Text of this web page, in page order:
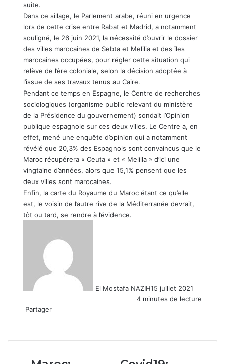
suite.
Dans ce sillage, le Parlement arabe, réuni en urgence
lors de cette crise entre Rabat et Madrid, a notamment
souligné, le 26 juin 2021, la nécessité d’ouvrir le dossier
des villes marocaines de Sebta et Melilia et des îles
marocaines occupées, pour régler cette situation qui
relève de l’ère coloniale, selon la décision adoptée à
l’issue de ses travaux tenus au Caire.
Pendant ce temps en Espagne, le Centre de recherches
sociologiques (organisme public relevant du ministère
de la Présidence du gouvernement) sondait l’Opinion
publique espagnole sur ces deux villes. Le Centre a, en
effet, mené une enquête d’opinion qui a notamment
révélé que 20,3% des Espagnols sont convaincus que le
Maroc récupérera « Ceuta » et « Melilla » d’ici une
vingtaine d’années, alors que 15,1% pensent que les
deux villes sont marocaines.
Enfin, la carte du Royaume du Maroc étant ce qu’elle
est, le voisin de l’autre rive de la Méditerranée devrait,
tôt ou tard, se rendre à l’évidence.
El Mostafa NAZIH15 juillet 2021
4 minutes de lecture
Partager
email
Maroc: Covid19: